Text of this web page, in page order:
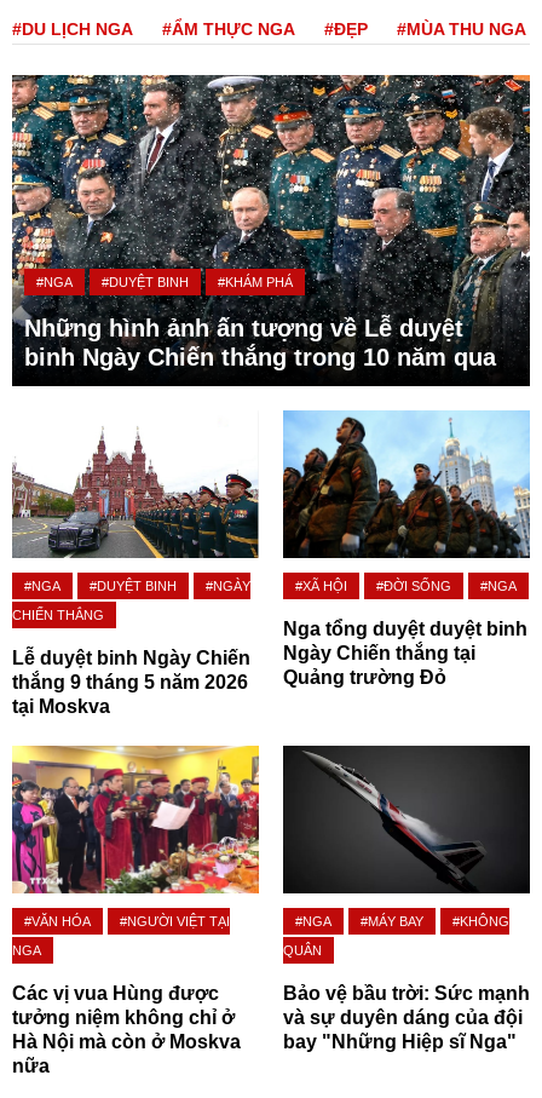
#DU LỊCH NGA #ẨM THỰC NGA #ĐẸP #MÙA THU NGA
#NGA #DUYỆT BINH #KHÁM PHÁ
Những hình ảnh ấn tượng về Lễ duyệt
binh Ngày Chiến thắng trong 10 năm qua
#NGA #DUYỆT BINH
#NGÀY
CHIẾN THẮNG
Lễ duyệt binh Ngày Chiến
thắng 9 tháng 5 năm 2026
tại Moskva
#XÃ HỘI #ĐỜI SỐNG #NGA
Nga tổng duyệt duyệt binh
Ngày Chiến thắng tại
Quảng trường Đỏ
#VĂN HÓA
#NGƯỜI VIỆT TẠI
NGA
Các vị vua Hùng được
tưởng niệm không chỉ ở
Hà Nội mà còn ở Moskva
nữa
#NGA #MÁY BAY
#KHÔNG
QUÂN
Bảo vệ bầu trời: Sức mạnh
và sự duyên dáng của đội
bay "Những Hiệp sĩ Nga"